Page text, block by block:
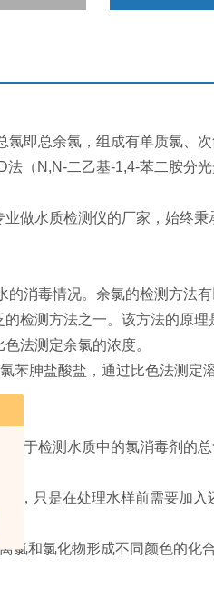
即总余氯，组成有单质氯、次
（N,N-二乙基-1,4-苯二胺分
水质检测仪的厂家，始终秉
消毒情况。余氯的检测方法有
测方法之一。该方法的原理
法测定余氯的浓度。
胂盐酸盐，通过比色法测定
于检测水质中的氯消毒剂的总
只是在处理水样前需要加入
和氯化物形成不同颜色的化